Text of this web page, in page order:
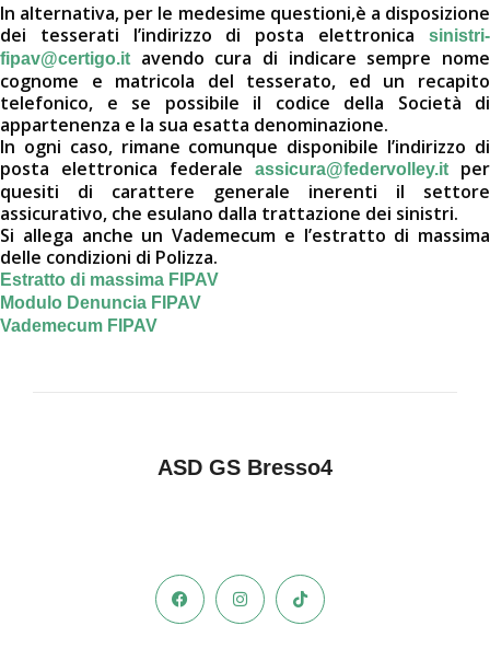
In alternativa, per le medesime questioni,è a disposizione
dei tesserati l’indirizzo di posta elettronica
sinistri-
fipav@certigo.it
avendo cura di indicare sempre nome
cognome e matricola del tesserato, ed un recapito
telefonico, e se possibile il codice della Società di
appartenenza e la sua esatta denominazione.
In ogni caso, rimane comunque disponibile l’indirizzo di
posta elettronica federale
assicura@federvolley.it
per
quesiti di carattere generale inerenti il settore
assicurativo, che esulano dalla trattazione dei sinistri.
Si allega anche un Vademecum e l’estratto di massima
delle condizioni di Polizza.
Estratto di massima FIPAV
Modulo Denuncia FIPAV
Vademecum FIPAV
ASD GS Bresso4